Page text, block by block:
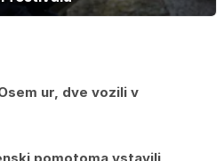
ur, dve vozili v